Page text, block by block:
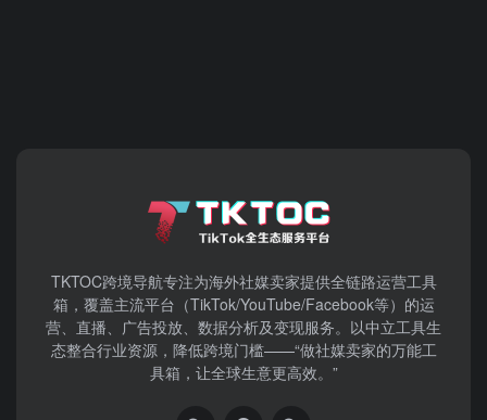
TKTOC跨境导航​专注为海外社媒卖家提供全链路运营工具
箱，覆盖主流平台（TikTok/YouTube/Facebook等）​的运
营、直播、广告投放、数据分析及变现服务。以中立工具生
态整合行业资源，降低跨境门槛——“做社媒卖家的万能工
具箱，让全球生意更高效。”